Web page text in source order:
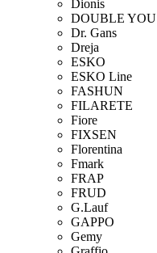
Dionis
DOUBLE YOU
Dr. Gans
Dreja
ESKO
ESKO Line
FASHUN
FILARETE
Fiore
FIXSEN
Florentina
Fmark
FRAP
FRUD
G.Lauf
GAPPO
Gemy